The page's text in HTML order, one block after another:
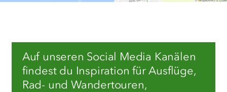
Auf unseren Social Media Kanälen
findest du Inspiration für Ausflüge,
Rad- und Wandertouren,